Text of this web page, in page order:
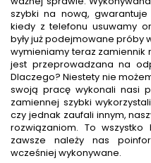
szybki na nową,
kiedy z telefonu usuwamy
były już podejmowane próby
wymieniamy teraz zamiennik
jest przeprowadzana na
Dlaczego? Niestety nie
swoją pracę wykonali nasi
zamiennej szybki
czy jednak zaufali innym,
rozwiązaniom. To
zawsze należy nas
wcześniej wykonywane.